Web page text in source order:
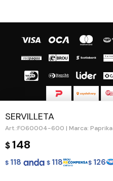
SERVILLETA
FO60004-600 | Marca: Paprika
$148
$ 118 $ 118 $ 126
© Copyright 2026 / Guapa - Paprika